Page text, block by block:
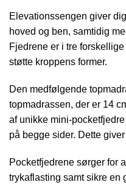
Elevationssengen giver
hoved og ben, samtidig
Fjedrene er i tre
støtte kroppens former.
Den medfølgende
topmadrassen, der er 14
af unikke mini-
på begge sider. Dette
Pocketfjedrene sørger for
trykaflasting samt sikre en